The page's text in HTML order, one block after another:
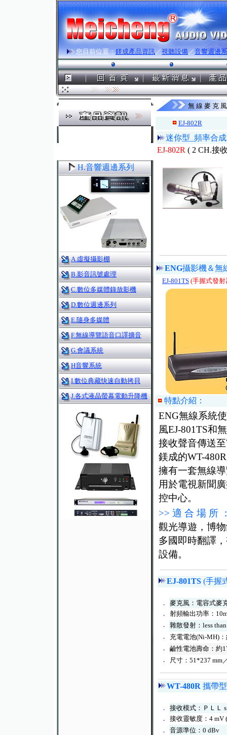
您目前位置：鎂成產品資訊／視聽設備／音響週邊
無 線 麥 克
EJ-802R
迷你型_頻率合
EJ-802R ( 2 CH.接
ENG攝影機＆無
EJ-801TS (手握式發
特點介紹：
ENG無線系統
風EJ-801TS和
接收聲音傳送
鎂成的WT-
擁有一套無線
用於電視新聞
控中心。
>> 適 合 場 所
觀光導遊，博
多國即時翻譯
設備。
EJ-801TS (手握
．
麥克風：電容式麥
．
射頻輸出功率：
．
雜散發射：less
．
充電電池(Ni-MH)：
．
鹼性電池壽命：約
．
尺寸：51*237 mm
WT-480R 攜帶
．
接收模式：ＰＬＬ
．
接收靈敏度：4 mV
．
音源準位：0 dBv
H.音響週邊系列
A.虛擬攝影棚
B.影音訊號處理
C.數位多媒體錄放影機
D.數位週邊系列
E.隨身多媒體
F.無線導覽語音口譯擴音
G.會議系統
H音響系統
I.數位典藏快速自動拷貝
J.各式液晶螢幕電動升降機